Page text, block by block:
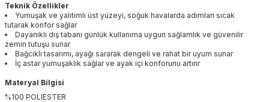
Teknik Özellikler
Yumuşak ve yalıtımlı üst yüzeyi, soğuk havalarda adımları sıcak
tutarak konfor sağlar
Dayanıklı dış tabanı günlük kullanıma uygun sağlamlık ve güvenilir
zemin tutuşu sunar
Bağcıklı tasarımı, ayağı sararak dengeli ve rahat bir uyum sunar
İç astar yumuşaklık sağlar ve ayak içi konforunu artırır
Materyal Bilgisi
%100 POLIESTER